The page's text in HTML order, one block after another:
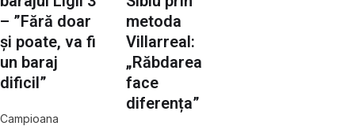
– ”Fără doar
și poate, va fi
un baraj
dificil”
Campioana
metoda
Villarreal:
„Răbdarea
face
diferența”